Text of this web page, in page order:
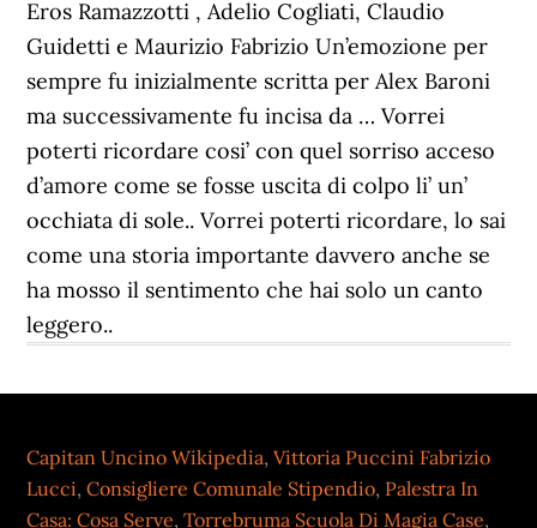
Capitan Uncino Wikipedia,Vittoria Puccini Fabrizio
Lucci,Consigliere Comunale Stipendio, Palestra In
Casa: Cosa Serve,Torrebruma Scuola Di Magia Case,